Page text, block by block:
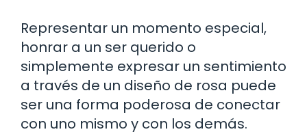
Representar un momento especial,
honrar a un ser querido o
simplemente expresar un sentimiento
a través de un diseño de rosa puede
ser una forma poderosa de conectar
con uno mismo y con los demás.